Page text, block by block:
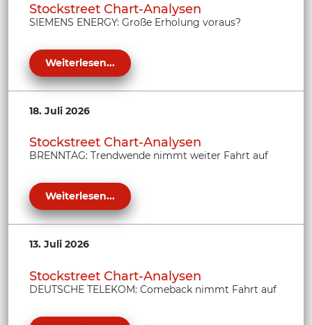
Stockstreet Chart-Analysen
SIEMENS ENERGY: Große Erholung voraus?
Weiterlesen...
18. Juli 2026
Stockstreet Chart-Analysen
BRENNTAG: Trendwende nimmt weiter Fahrt auf
Weiterlesen...
13. Juli 2026
Stockstreet Chart-Analysen
DEUTSCHE TELEKOM: Comeback nimmt Fahrt auf